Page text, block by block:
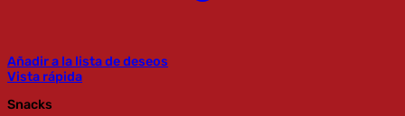
Añadir a la lista de deseos
Vista rápida
Snacks